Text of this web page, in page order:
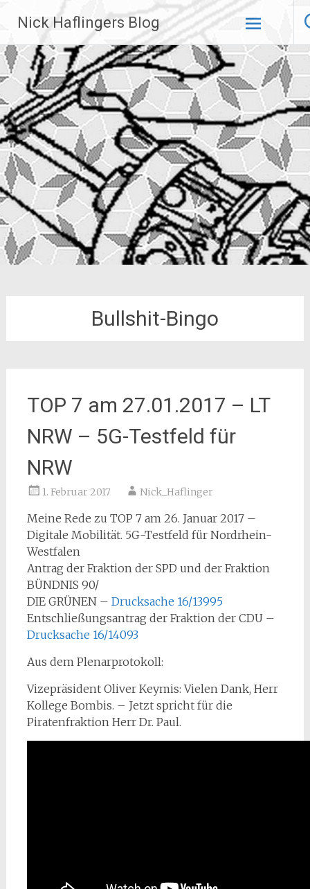
Inhalt
springen
Nick Haflingers Blog
Bullshit-Bingo
TOP 7 am 27.01.2017 – LT
NRW – 5G-Testfeld für
NRW
1. Februar 2017 Nick_Haflinger
Meine Rede zu TOP 7 am 26. Januar 2017 –
Digitale Mobilität. 5G-Testfeld für Nordrhein-
Westfalen
Antrag der Fraktion der SPD und der Fraktion
BÜNDNIS 90/
DIE GRÜNEN – Drucksache 16/13995
Entschließungsantrag der Fraktion der CDU –
Drucksache 16/14093
Aus dem Plenarprotokoll:
Vizepräsident Oliver Keymis: Vielen Dank, Herr
Kollege Bombis. – Jetzt spricht für die
Piratenfraktion Herr Dr. Paul.